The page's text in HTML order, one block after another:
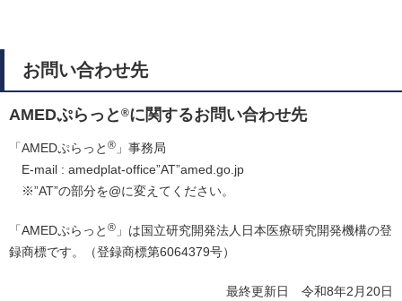
お問い合わせ先
AMEDぷらっと ®に関するお問い合わせ先
「AMEDぷらっと ® 」事務局
E-mail : amedplat-office”AT”amed.go.jp
※”AT”の部分を@に変えてください。
「AMEDぷらっと ® 」は国立研究開発法人日本医療研究開発機構の登
録商標です。（登録商標第6064379号）
最終更新日 令和8年2月20日